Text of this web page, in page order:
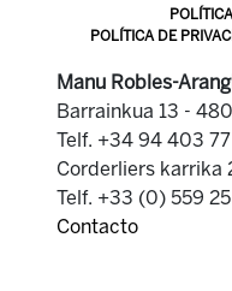
POLÍTICA DE
Manu Robles-
Barrainkua 13 -
Telf. +34 94 403
Corderliers karrika
Telf. +33 (0) 559
Contacto